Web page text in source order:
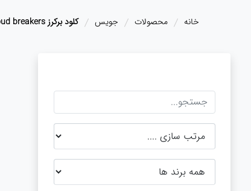
خانه محصولات جویس کلود برکرز cloud breakers